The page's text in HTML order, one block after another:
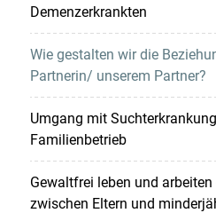
Demenzerkrankten
Wie gestalten wir die
Partnerin/ unserem Partner?
Umgang mit
Familienbetrieb
Gewaltfrei leben und
zwischen Eltern und